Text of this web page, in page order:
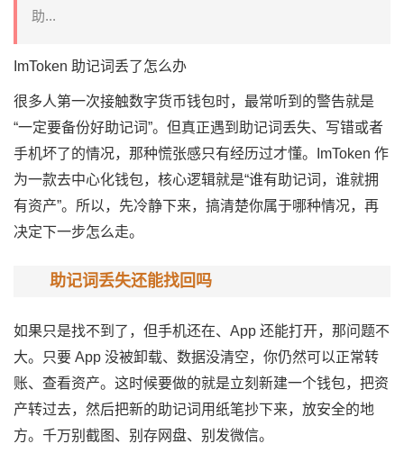
助...
ImToken 助记词 丢了怎么办
很多人第一次接触数字货币钱包时，最常听到的警告就是
“一定要备份好助记词”。但真正遇到助记词丢失、写错或者
手机坏了的情况，那种慌张感只有经历过才懂。ImToken 作
为一款去中心化钱包，核心逻辑就是“谁有助记词，谁就拥
有资产”。所以，先冷静下来，搞清楚你属于哪种情况，再
决定下一步怎么走。
助记词丢失还能找回吗
如果只是找不到了，但手机还在、App 还能打开，那问题不
大。只要 App 没被卸载、数据没清空，你仍然可以正常转
账、查看资产。这时候要做的就是立刻新建一个钱包，把资
产转过去，然后把新的助记词用纸笔抄下来，放安全的地
方。千万别截图、别存网盘、别发微信。